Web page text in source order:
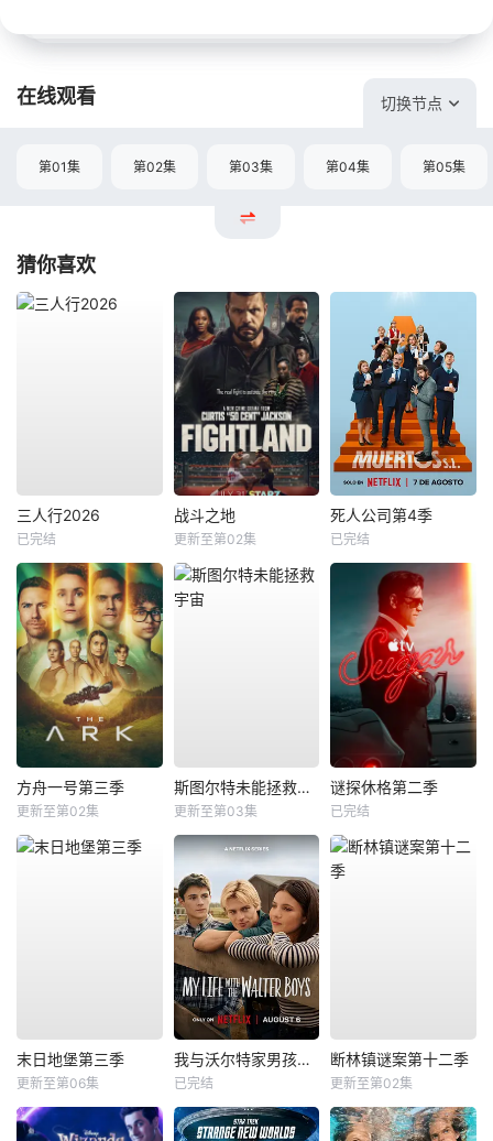
在线观看 切换节点
第01集 第02集 第03集 第04集 第05集
猜你喜欢
三人行2026
已完结
战斗之地
更新至第02集
死人公司第4季
已完结
方舟一号第三季
更新至第02集
斯图尔特未能拯救宇宙
更新至第03集
谜探休格第二季
已完结
末日地堡第三季
更新至第06集
我与沃尔特家男孩的生活第三季
已完结
断林镇谜案第十二季
更新至第02集